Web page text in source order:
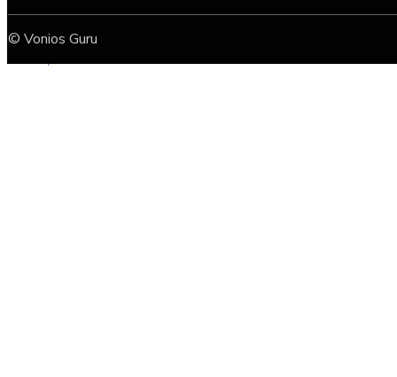
587,00€
389,00€
© Vonios Guru